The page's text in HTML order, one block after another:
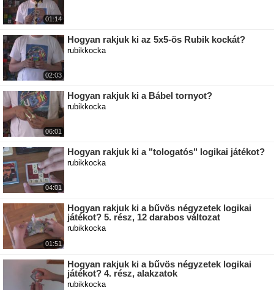
01:14
02:03
Hogyan rakjuk ki az 5x5-ös Rubik kockát?
rubikkocka
06:01
Hogyan rakjuk ki a Bábel tornyot?
rubikkocka
04:01
Hogyan rakjuk ki a "tologatós" logikai játékot?
rubikkocka
01:51
Hogyan rakjuk ki a bűvös négyzetek logikai
játékot? 5. rész, 12 darabos változat
rubikkocka
Hogyan rakjuk ki a bűvös négyzetek logikai
játékot? 4. rész, alakzatok
rubikkocka